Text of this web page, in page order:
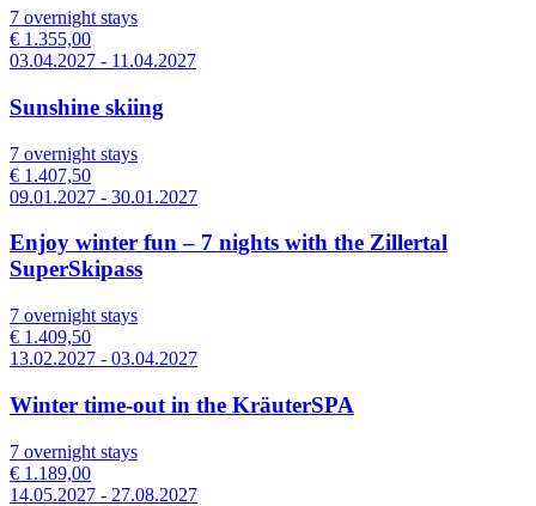
7 overnight stays
€ 1.355,00
03.04.2027 - 11.04.2027
Sunshine skiing
7 overnight stays
€ 1.407,50
09.01.2027 - 30.01.2027
Enjoy winter fun – 7 nights with the Zillertal
SuperSkipass
7 overnight stays
€ 1.409,50
13.02.2027 - 03.04.2027
Winter time-out in the KräuterSPA
7 overnight stays
€ 1.189,00
14.05.2027 - 27.08.2027